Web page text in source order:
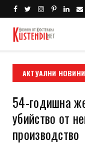
АКТУАЛНИ НОВИНИ
кросов мотор Кой е
54-годишна
убийство от
производство